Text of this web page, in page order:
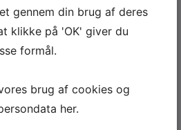
gennem din brug af deres
klikke på 'OK' giver du
formål.
brug af cookies og
her.